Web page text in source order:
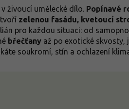
živoucí umělecké dílo. Popínavé
zelenou fasádu, kvetoucí
pro každou situaci: od
břečťany až po exotické
soukromí, stín a ochlazení